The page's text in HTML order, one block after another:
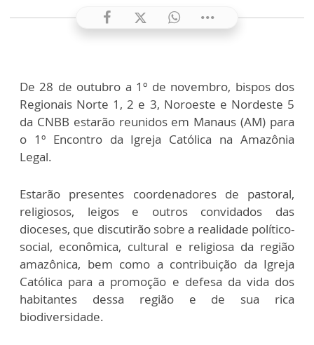
De 28 de outubro a 1º de novembro, bispos dos
Regionais Norte 1, 2 e 3, Noroeste e Nordeste 5
da CNBB estarão reunidos em Manaus (AM) para
o 1º Encontro da Igreja Católica na Amazônia
Legal.
Estarão presentes coordenadores de pastoral,
religiosos, leigos e outros convidados das
dioceses, que discutirão sobre a realidade político-
social, econômica, cultural e religiosa da região
amazônica, bem como a contribuição da Igreja
Católica para a promoção e defesa da vida dos
habitantes dessa região e de sua rica
biodiversidade.